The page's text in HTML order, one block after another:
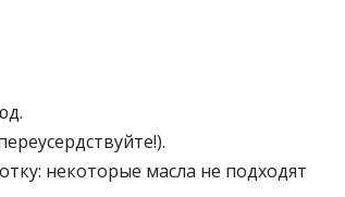
некоторые масла не подходят